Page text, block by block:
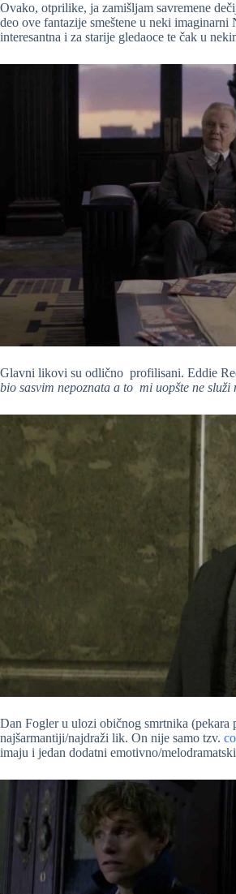
Ovako, otprilike, ja zamišljam savremene
deo ove fantazije smeštene u neki
interesantna i za starije gledaoce te čak u
Glavni likovi su odlično profilisani. Eddie
bio sasvim nepoznata a to mi uopšte ne služi
Dan Fogler u ulozi običnog smrtnika
najšarmantiji/najdraži lik. On nije samo tzv.
imaju i jedan dodatni emotivno/